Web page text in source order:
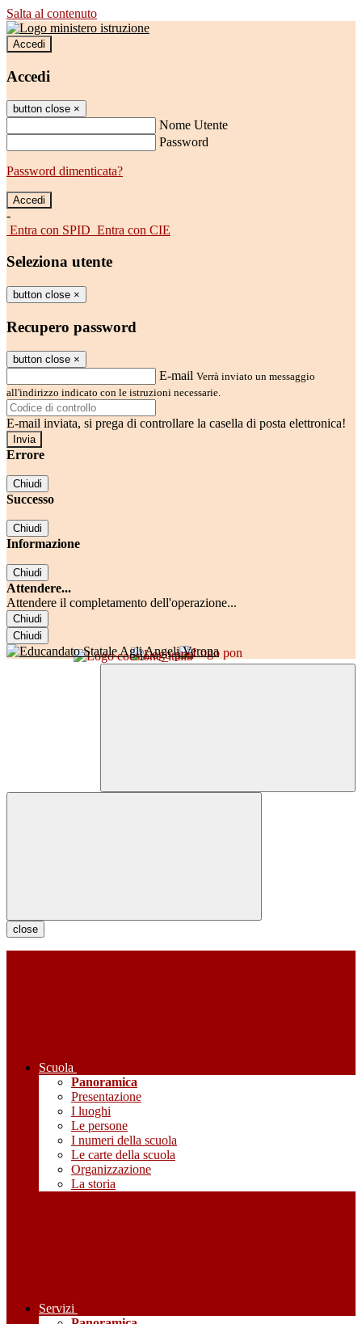
Salta al contenuto
Accedi
Accedi
button close ×
Nome Utente
Password
Password dimenticata?
-
Entra con SPID Entra con CIE
Seleziona utente
button close ×
Recupero password
button close ×
E-mail Verrà inviato un messaggio
all'indirizzo indicato con le istruzioni necessarie.
E-mail inviata, si prega di controllare la casella di posta elettronica!
Errore
Chiudi
Successo
Chiudi
Informazione
Chiudi
Attendere...
Attendere il completamento dell'operazione...
Chiudi
Chiudi
close
Scuola
Panoramica
Presentazione
I luoghi
Le persone
I numeri della scuola
Le carte della scuola
Organizzazione
La storia
Servizi